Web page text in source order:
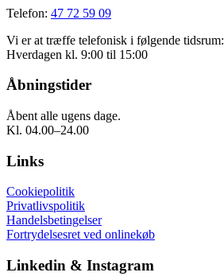
Telefon: 47 72 59 09
Vi er at træffe telefonisk i følgende tidsrum:
Hverdagen kl. 9:00 til 15:00
Åbningstider
Åbent alle ugens dage.
Kl. 04.00–24.00
Links
Cookiepolitik
Privatlivspolitik
Handelsbetingelser
Fortrydelsesret ved onlinekøb
Linkedin & Instagram